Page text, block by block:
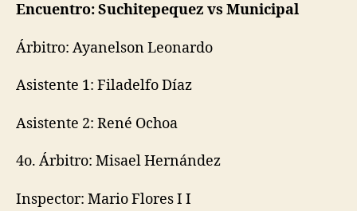
Encuentro: Suchitepequez vs Municipal
Árbitro: Ayanelson Leonardo
Asistente 1: Filadelfo Díaz
Asistente 2: René Ochoa
4o. Árbitro: Misael Hernández
Inspector: Mario Flores I I